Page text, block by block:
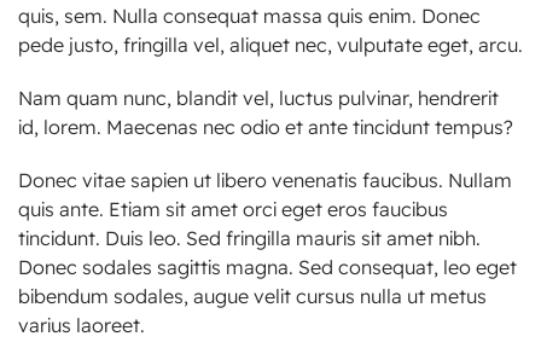
quis, sem. Nulla consequat massa quis enim. Donec
pede justo, fringilla vel, aliquet nec, vulputate eget, arcu.
Nam quam nunc, blandit vel, luctus pulvinar, hendrerit
id, lorem. Maecenas nec odio et ante tincidunt tempus?
Donec vitae sapien ut libero venenatis faucibus. Nullam
quis ante. Etiam sit amet orci eget eros faucibus
tincidunt. Duis leo. Sed fringilla mauris sit amet nibh.
Donec sodales sagittis magna. Sed consequat, leo eget
bibendum sodales, augue velit cursus nulla ut metus
varius laoreet.